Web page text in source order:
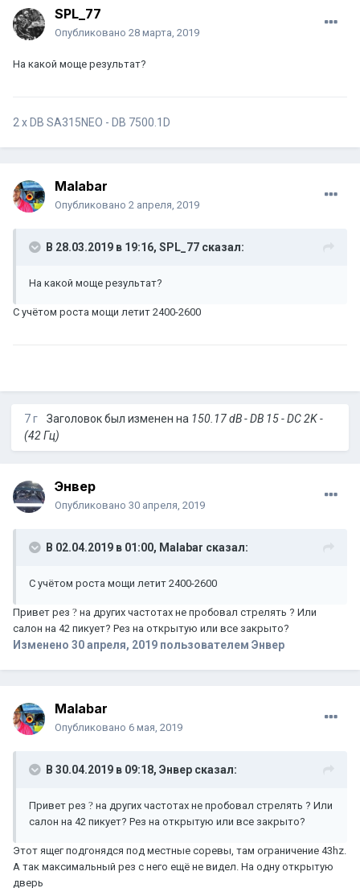
SPL_77
Опубликовано 28 марта, 2019
На какой моще результат?
2 x DB SA315NEO - DB 7500.1D
Malabar
Опубликовано 2 апреля, 2019
В 28.03.2019 в 19:16, SPL_77 сказал:
На какой моще результат?
С учётом роста мощи летит 2400-2600
7 г Заголовок был изменен на 150.17 dB - DB 15 - DC 2K -
(42 Гц)
Энвер
Опубликовано 30 апреля, 2019
В 02.04.2019 в 01:00, Malabar сказал:
С учётом роста мощи летит 2400-2600
Привет рез ? на других частотах не пробовал стрелять ? Или
салон на 42 пикует? Рез на открытую или все закрыто?
Изменено 30 апреля, 2019 пользователем Энвер
Malabar
Опубликовано 6 мая, 2019
В 30.04.2019 в 09:18, Энвер сказал:
Привет рез ? на других частотах не пробовал стрелять ? Или
салон на 42 пикует? Рез на открытую или все закрыто?
Этот ящег подгонядся под местные соревы, там ограничение 43hz.
А так максимальный рез с него ещё не видел. На одну открытую
дверь